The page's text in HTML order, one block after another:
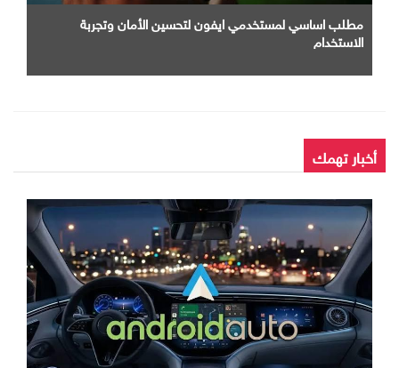
مطلب اساسي لمستخدمي ايفون لتحسين الأمان وتجربة
الاستخدام
أخبار تهمك